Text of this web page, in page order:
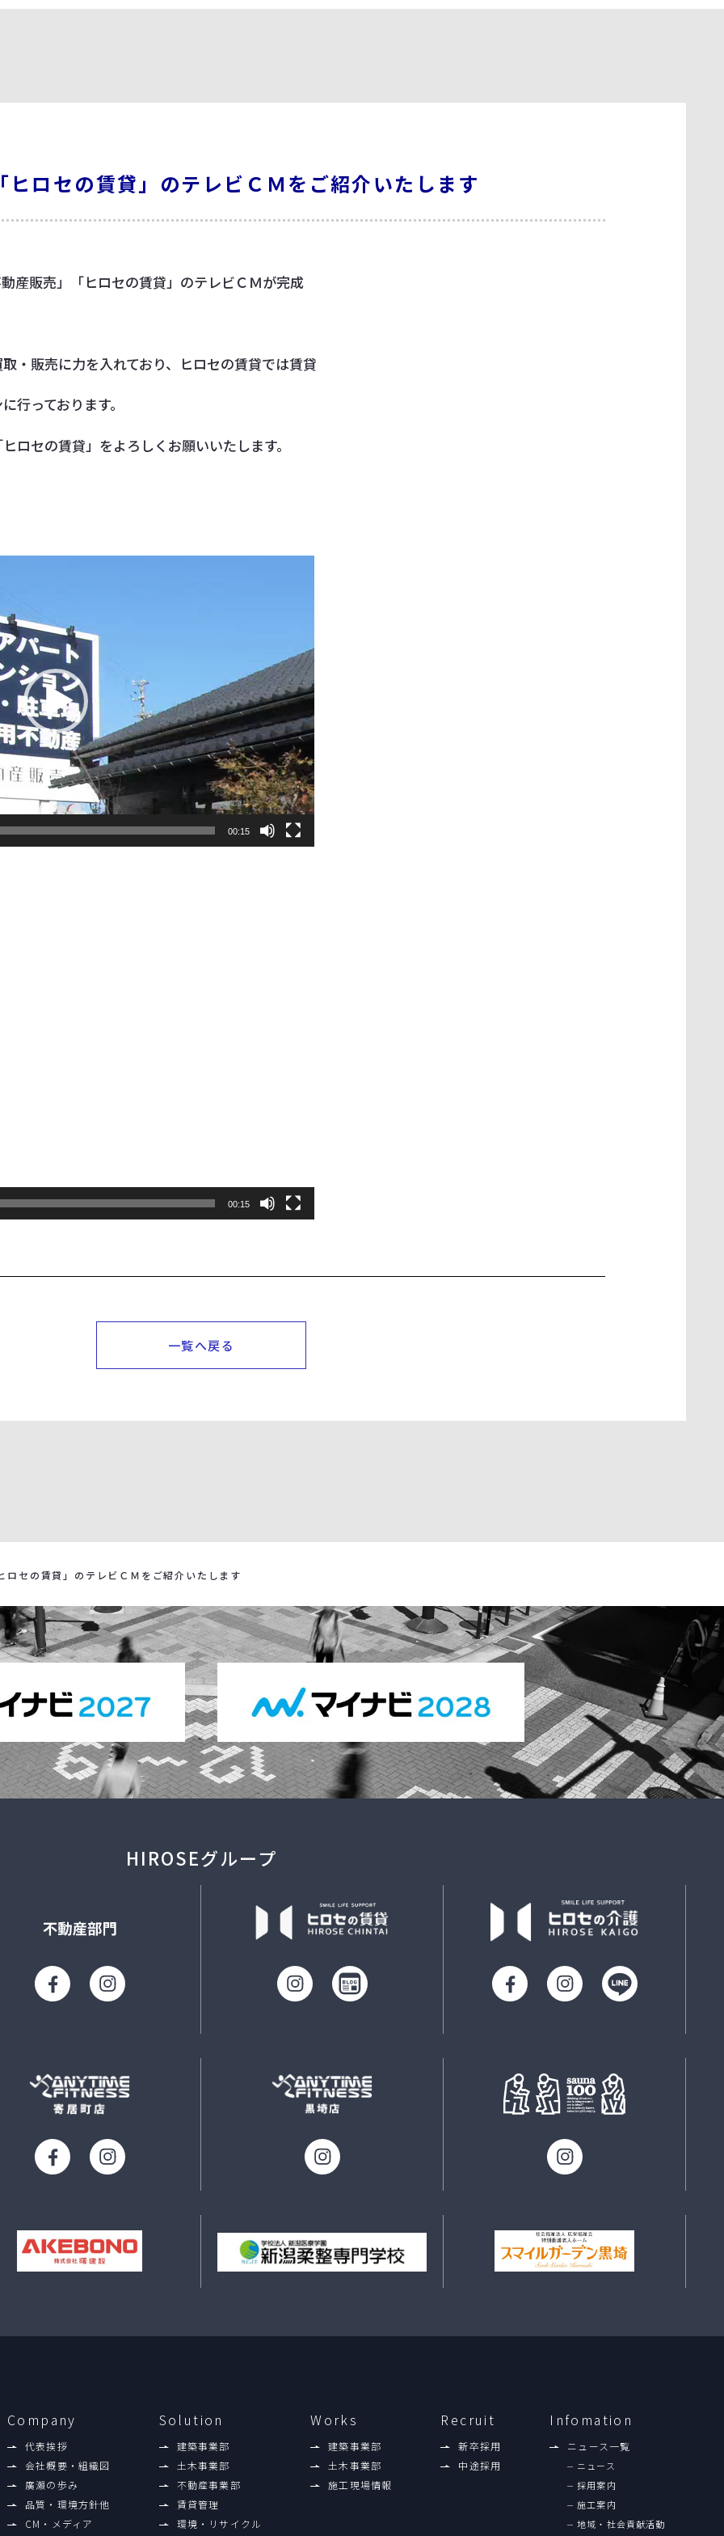
ヒロセの賃貸」のテレビＣＭをご紹介いたします
産販売」「ヒロセの賃貸」のテレビＣＭが完成
・販売に力を入れており、ヒロセの賃貸では賃貸
行っております。
ロセの賃貸」をよろしくお願いいたします。
00:15
00:15
一覧へ戻る
ロセの賃貸」のテレビＣＭをご紹介いたします
HIROSEグループ
Company
代表挨拶
会社概要・組織図
廣瀨の歩み
品質・環境方針他
CM・メディア
Solution
建築事業部
土木事業部
不動産事業部
賃貸管理
環境・リサイクル
Works
建築事業部
土木事業部
施工現場情報
Recruit
新卒採用
中途採用
Infomation
ニュース一覧
ニュース
採用案内
施工案内
地域・社会貢献活動